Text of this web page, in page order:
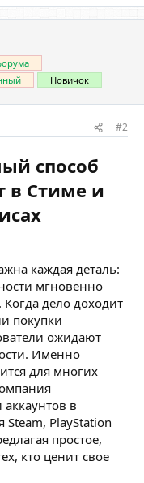
Новичок
#2
способ
в Стиме и
каждая деталь:
мгновенно
дело доходит
покупки
ожидают
Именно
для многих
в
PlayStation
простое,
кто ценит свое